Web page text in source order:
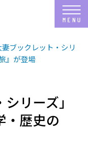
妻ブックレット・シリ
』が登場
リーズ」
歴史の